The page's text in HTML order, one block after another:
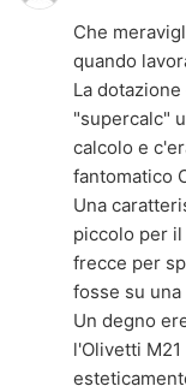
Che
quando
La
"supercalc"
calcolo e
fantomatico
Una
piccolo per
frecce per
fosse su una
Un degno
l'Olivetti